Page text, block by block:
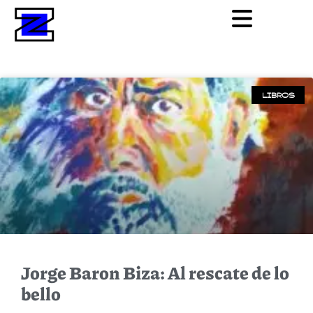
LIBROS
Jorge Baron Biza: Al rescate de lo
bello